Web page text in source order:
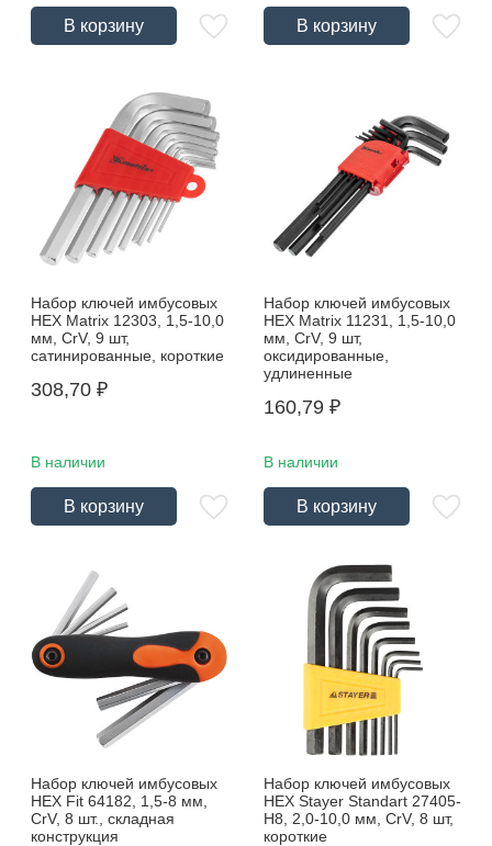
В корзину В корзину
Набор ключей имбусовых
HEX Matrix 12303, 1,5-10,0
мм, CrV, 9 шт,
сатинированные, короткие
308,70 ₽
В наличии
В корзину
Набор ключей имбусовых
HEX Matrix 11231, 1,5-10,0
мм, CrV, 9 шт,
оксидированные,
удлиненные
160,79 ₽
В наличии
В корзину
Набор ключей имбусовых
HEX Fit 64182, 1,5-8 мм,
CrV, 8 шт., складная
конструкция
Набор ключей имбусовых
HEX Stayer Standart 27405-
Н8, 2,0-10,0 мм, CrV, 8 шт,
короткие